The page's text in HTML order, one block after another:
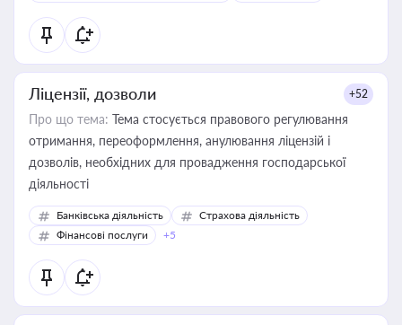
Ліцензії, дозволи +52
Про що тема: Тема стосується правового регулювання
отримання, переоформлення, анулювання ліцензій і
дозволів, необхідних для провадження господарської
діяльності
Банківська діяльність
Страхова діяльність
Фінансові послуги
+5